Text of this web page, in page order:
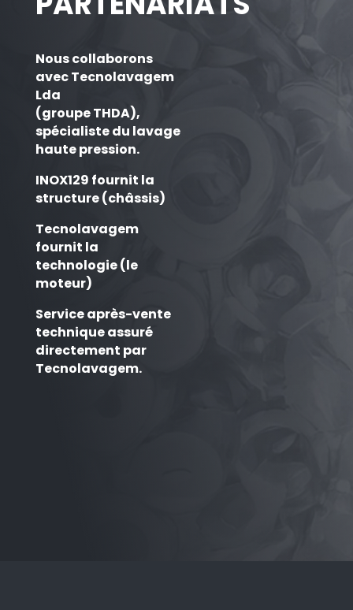
Nous collaborons
avec Tecnolavagem
Lda
(groupe THDA),
spécialiste du lavage
haute pression.
INOX129 fournit la
structure (châssis)
Tecnolavagem
fournit la
technologie (le
moteur)
Service après-vente
technique assuré
directement par
Tecnolavagem.